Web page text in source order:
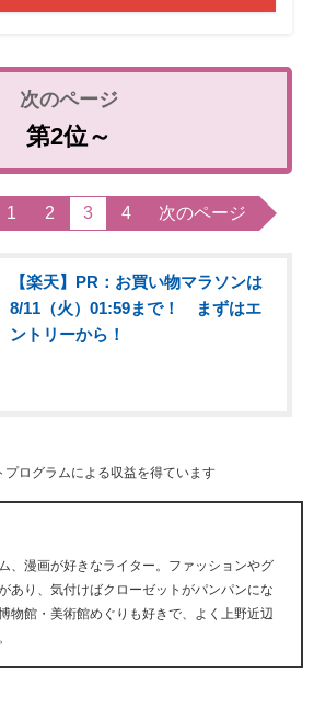
第2位～
1 2 3 4 次のページ
【楽天】PR：お買い物マラソンは
8/11（火）01:59まで！ まずはエ
ントリーから！
ログラムによる収益を得ています
、漫画が好きなライター。ファッションやグ
あり、気付けばクローゼットがパンパンにな
物館・美術館めぐりも好きで、よく上野近辺